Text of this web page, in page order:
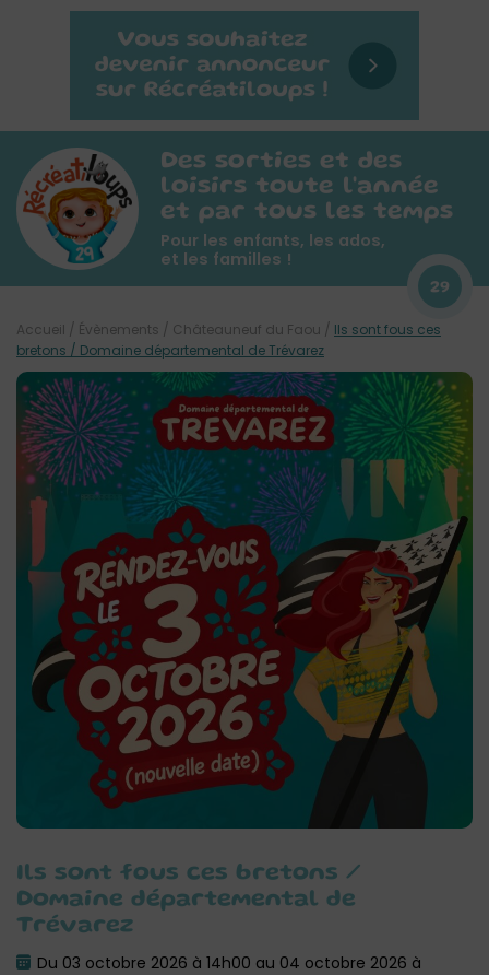
Des sorties et des
loisirs toute l'année
et par tous les temps
Pour les enfants, les ados,
et les familles !
29
Ils sont fous ces bretons /
Domaine départemental de
Trévarez
Du 03 octobre 2026 à 14h00 au 04 octobre 2026 à
Accueil / Évènements / Châteauneuf du Faou / Ils sont fous ces
bretons / Domaine départemental de Trévarez